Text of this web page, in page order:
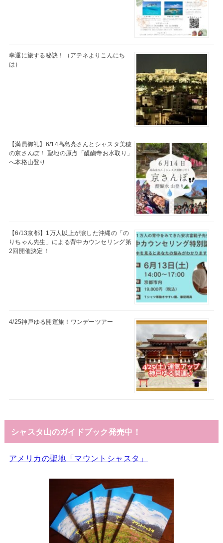
幸運に旅する秘訣！（アテネよりこんにち
は）
【満員御礼】6/14高島亮さんとシャスタ美穂
の京さんぽ！ 聖地の原点「醍醐寺お水取り」
へ本格山登り
【6/13京都】1万人以上が涙した沖縄の「の
りちゃん先生」による背中カウンセリング第
2回開催決定！
4/25神戸ゆる開運旅！ワンデーツアー
シャスタ山のガイドブック発売中！
アメリカの聖地「マウントシャスタ」